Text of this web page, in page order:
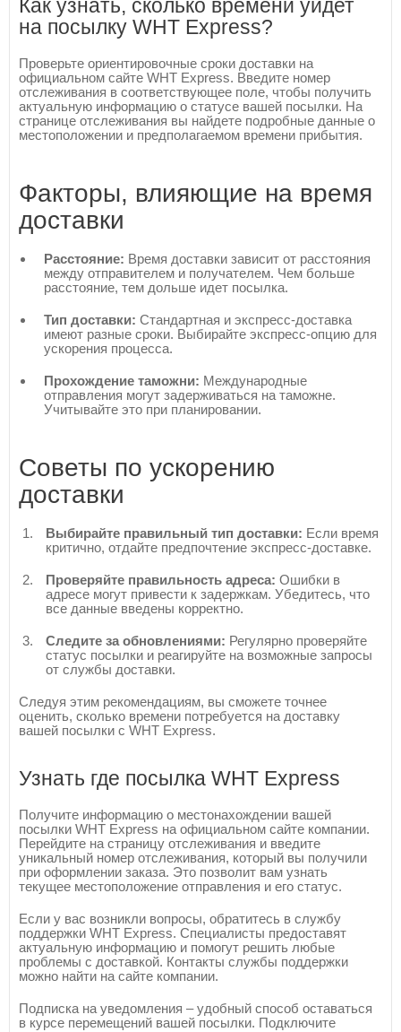
Как узнать, сколько времени уйдет
на посылку WHT Express?
Проверьте ориентировочные сроки доставки на
официальном сайте WHT Express. Введите номер
отслеживания в соответствующее поле, чтобы получить
актуальную информацию о статусе вашей посылки. На
странице отслеживания вы найдете подробные данные о
местоположении и предполагаемом времени прибытия.
Факторы, влияющие на время
доставки
Расстояние: Время доставки зависит от расстояния
между отправителем и получателем. Чем больше
расстояние, тем дольше идет посылка.
Тип доставки: Стандартная и экспресс-доставка
имеют разные сроки. Выбирайте экспресс-опцию для
ускорения процесса.
Прохождение таможни: Международные
отправления могут задерживаться на таможне.
Учитывайте это при планировании.
Советы по ускорению
доставки
Выбирайте правильный тип доставки: Если время
критично, отдайте предпочтение экспресс-доставке.
Проверяйте правильность адреса: Ошибки в
адресе могут привести к задержкам. Убедитесь, что
все данные введены корректно.
Следите за обновлениями: Регулярно проверяйте
статус посылки и реагируйте на возможные запросы
от службы доставки.
Следуя этим рекомендациям, вы сможете точнее
оценить, сколько времени потребуется на доставку
вашей посылки с WHT Express.
Узнать где посылка WHT Express
Получите информацию о местонахождении вашей
посылки WHT Express на официальном сайте компании.
Перейдите на страницу отслеживания и введите
уникальный номер отслеживания, который вы получили
при оформлении заказа. Это позволит вам узнать
текущее местоположение отправления и его статус.
Если у вас возникли вопросы, обратитесь в службу
поддержки WHT Express. Специалисты предоставят
актуальную информацию и помогут решить любые
проблемы с доставкой. Контакты службы поддержки
можно найти на сайте компании.
Подписка на уведомления – удобный способ оставаться
в курсе перемещений вашей посылки. Подключите